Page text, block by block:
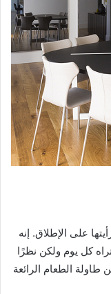
على الإطلاق. إنه
كل يوم ولكن نظرًا
الطعام الرائعة